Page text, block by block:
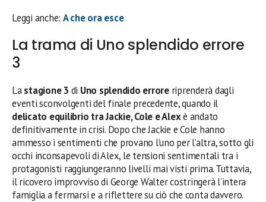
Leggi anche: A che ora esce
La trama di Uno splendido errore
3
Lastagione 3 di Uno splendido erroreriprenderà dagli
eventi sconvolgenti del finale precedente, quando il
delicato equilibrio tra Jackie, Cole e Alexè andato
definitivamente in crisi. Dopo che Jackie e Cole hanno
ammesso i sentimenti che provano l’uno per l’altra, sotto gli
occhi inconsapevoli di Alex, le tensioni sentimentali tra i
protagonisti raggiungeranno livelli mai visti prima. Tuttavia,
il ricovero improvviso di George Walter costringerà l’intera
famiglia a fermarsi e a riflettere su ciò che conta davvero.